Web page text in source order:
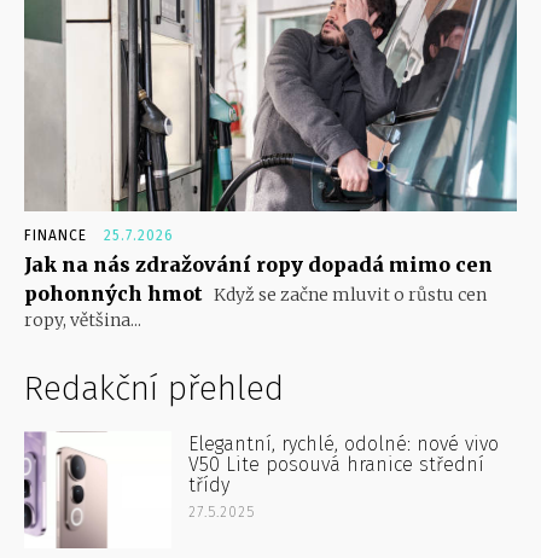
FINANCE 25.7.2026
Jak na nás zdražování ropy dopadá mimo cen
pohonných hmot Když se začne mluvit o růstu cen
ropy, většina...
Redakční přehled
Elegantní, rychlé, odolné: nové vivo
V50 Lite posouvá hranice střední
třídy
27.5.2025